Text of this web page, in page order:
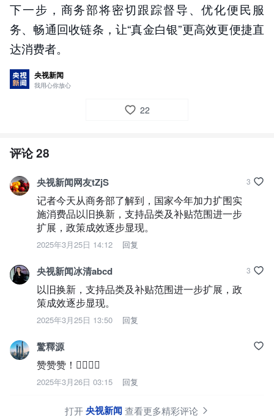
下一步，商务部将密切跟踪督导、优化便民服
务、畅通回收链条，让“真金白银”更高效更便捷直
达消费者。
央视新闻
我用心你放心
22
评论28
央视新闻网友tZjS
记者今天从商务部了解到，国家今年加力扩围实
施消费品以旧换新，支持品类及补贴范围进一步
扩展，政策成效逐步显现。
2025年3月25日 14:12 回复
3
央视新闻冰清abcd
以旧换新，支持品类及补贴范围进一步扩展，政
策成效逐步显现。
2025年3月25日 13:50 回复
3
驚釋源
赞赞赞！👍🏻👍🏻
2025年3月26日 03:15 回复
打开央视新闻查看更多精彩评论